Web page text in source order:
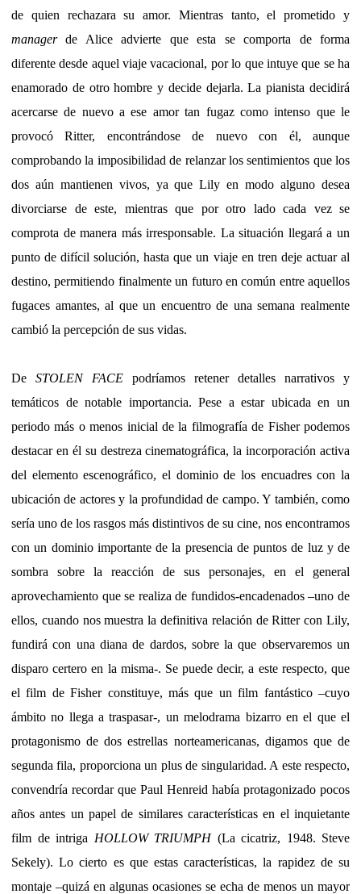
de quien rechazara su amor. Mientras tanto, el prometido y
managerde Alice advierte que esta se comporta de forma
diferente desde aquel viaje vacacional, por lo que intuye que se ha
enamorado de otro hombre y decide dejarla. La pianista decidirá
acercarse de nuevo a ese amor tan fugaz como intenso que le
provocó Ritter, encontrándose de nuevo con él, aunque
comprobando la imposibilidad de relanzar los sentimientos que los
dos aún mantienen vivos, ya que Lily en modo alguno desea
divorciarse de este, mientras que por otro lado cada vez se
comprota de manera más irresponsable. La situación llegará a un
punto de difícil solución, hasta que un viaje en tren deje actuar al
destino, permitiendo finalmente un futuro en común entre aquellos
fugaces amantes, al que un encuentro de una semana realmente
cambió la percepción de sus vidas.
De STOLEN FACE podríamos retener detalles narrativos y
temáticos de notable importancia. Pese a estar ubicada en un
periodo más o menos inicial de la filmografía de Fisher podemos
destacar en él su destreza cinematográfica, la incorporación activa
del elemento escenográfico, el dominio de los encuadres con la
ubicación de actores y la profundidad de campo. Y también, como
sería uno de los rasgos más distintivos de su cine, nos encontramos
con un dominio importante de la presencia de puntos de luz y de
sombra sobre la reacción de sus personajes, en el general
aprovechamiento que se realiza de fundidos-encadenados –uno de
ellos, cuando nos muestra la definitiva relación de Ritter con Lily,
fundirá con una diana de dardos, sobre la que observaremos un
disparo certero en la misma-. Se puede decir, a este respecto, que
el film de Fisher constituye, más que un film fantástico –cuyo
ámbito no llega a traspasar-, un melodrama bizarro en el que el
protagonismo de dos estrellas norteamericanas, digamos que de
segunda fila, proporciona un plus de singularidad. A este respecto,
convendría recordar que Paul Henreid había protagonizado pocos
años antes un papel de similares características en el inquietante
film de intriga HOLLOW TRIUMPH(La cicatriz, 1948. Steve
Sekely). Lo cierto es que estas características, la rapidez de su
montaje –quizá en algunas ocasiones se echa de menos un mayor